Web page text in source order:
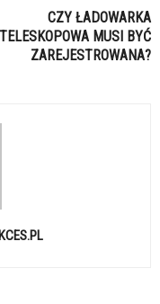
CZY ŁADOWARKA
TELESKOPOWA MUSI BYĆ
ZAREJESTROWANA?